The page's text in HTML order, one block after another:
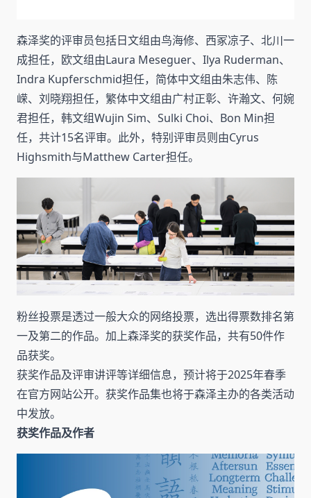
森泽奖的评审员包括日文组由鸟海修、西冢凉子、北川一
成担任，欧文组由Laura Meseguer、Ilya Ruderman、
Indra Kupferschmid担任，简体中文组由朱志伟、陈
嵘、刘晓翔担任，繁体中文组由广村正彰、许瀚文、何婉
君担任，韩文组Wujin Sim、Sulki Choi、Bon Min担
任，共计15名评审。此外，特别评审员则由Cyrus
Highsmith与Matthew Carter担任。
粉丝投票是透过一般大众的网络投票，选出得票数排名第
一及第二的作品。加上森泽奖的获奖作品，共有50件作
品获奖。
获奖作品及评审讲评等详细信息，预计将于2025年春季
在官方网站公开。获奖作品集也将于森泽主办的各类活动
中发放。
获奖作品及作者